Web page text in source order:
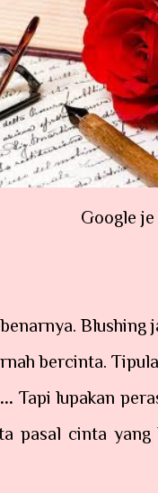
Google je
Blushing
bercinta.
Tapi lupakan
pasal cinta yang